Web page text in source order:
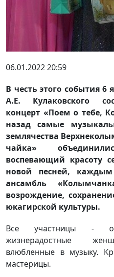
06.01.2022 20:59
В честь этого события 6
А.Е. Кулаковского
концерт «Поем о тебе,
назад самые
землячества
чайка»
воспевающий красоту
новой песней,
ансамбль
возрождение,
юкагирской культуры.
Все участницы -
жизнерадостные
влюбленные в музыку.
мастерицы.